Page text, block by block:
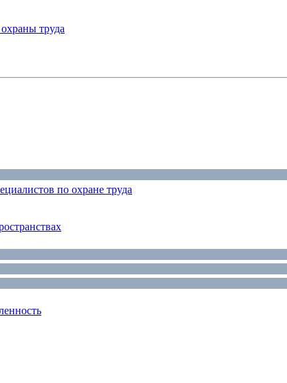
труда
по охране труда